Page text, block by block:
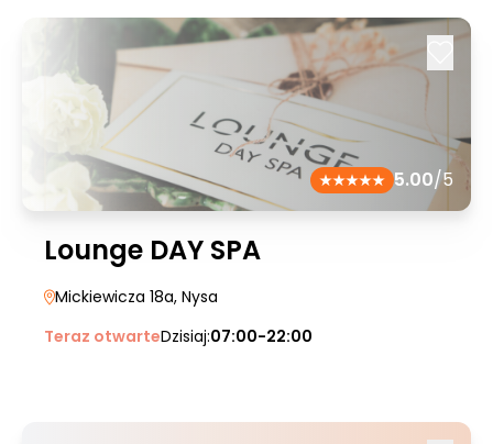
5.00/5
Lounge DAY SPA
Mickiewicza 18a, Nysa
Teraz otwarteDzisiaj:07:00-22:00